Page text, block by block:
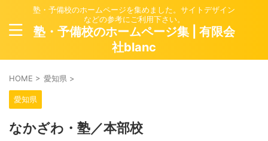
塾・予備校のホームページを集めました。サイトデザイン
などの参考にご利用下さい。
塾・予備校のホームページ集 | 有限会
社blanc
HOME > 愛知県 >
愛知県
なかざわ・塾／本部校